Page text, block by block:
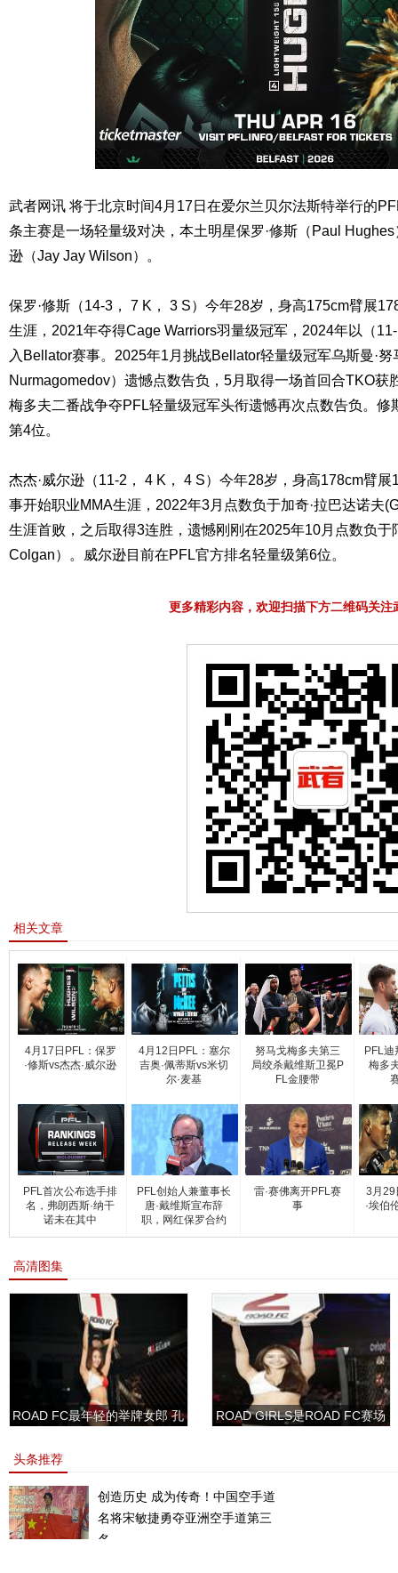
武者网讯 将于北京时间4月17日在爱尔兰贝尔法斯特举行的
条主赛是一场轻量级对决，本土明星保罗·修斯（Paul
逊（Jay Jay Wilson）。
保罗·修斯（14-3， 7 K， 3 S）今年28岁，身高175cm臂展
生涯，2021年夺得Cage Warriors羽量级冠军，2024年以（
入Bellator赛事。2025年1月挑战Bellator轻量级冠军乌斯曼·
Nurmagomedov）遗憾点数告负，5月取得一场首回合TKO获
梅多夫二番战争夺PFL轻量级冠军头衔遗憾再次点数告负。修
第4位。
杰杰·威尔逊（11-2， 4 K， 4 S）今年28岁，身高178cm臂
事开始职业MMA生涯，2022年3月点数负于加奇·拉巴达诺夫
生涯首败，之后取得3连胜，遗憾刚刚在2025年10月点数负于
Colgan）。威尔逊目前在PFL官方排名轻量级第6位。
更多精彩内容，欢迎扫描下方二维码关注
相关文章
4月17日PFL：保罗
·修斯vs杰杰·威尔逊
4月12日PFL：塞尔
吉奥·佩蒂斯vs米切
尔·麦基
努马戈梅多夫第三
局绞杀戴维斯卫冕P
FL金腰带
PFL迪
梅多
PFL首次公布选手排
名，弗朗西斯·纳干
诺未在其中
PFL创始人兼董事长
唐·戴维斯宣布辞
职，网红保罗合约
雷·赛佛离开PFL赛
事
3月29
·埃伯
高清图集
ROAD FC最年轻的举牌女郎 孔
ROAD GIRLS是ROAD FC赛场
头条推荐
创造历史 成为传奇！中国空手道
名将宋敏捷勇夺亚洲空手道第三
名。